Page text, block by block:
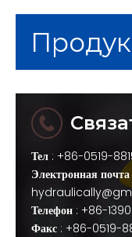
Тел : +86-0519-
Электронная почта
Телефон : +86-
Факс : +86-0519-